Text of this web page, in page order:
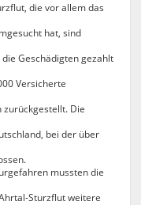
die vor allem das
hat, sind
Geschädigten gezahlt
Versicherte
Die
bei der über
mussten die
Sturzflut weitere